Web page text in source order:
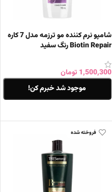
شامپو نرم کننده مو ترزمه مدل 7 کاره
Biotin Repair رنگ سفید
1,500,300 تومان
موجود شد خبرم کن!
فروخته شده